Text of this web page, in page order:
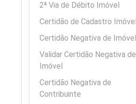
2ª Via de Débito Imóvel
Certidão de Cadastro Imóvel
Certidão Negativa de Imóvel
Validar Certidão Negativa de
Imóvel
Certidão Negativa de
Contribuinte